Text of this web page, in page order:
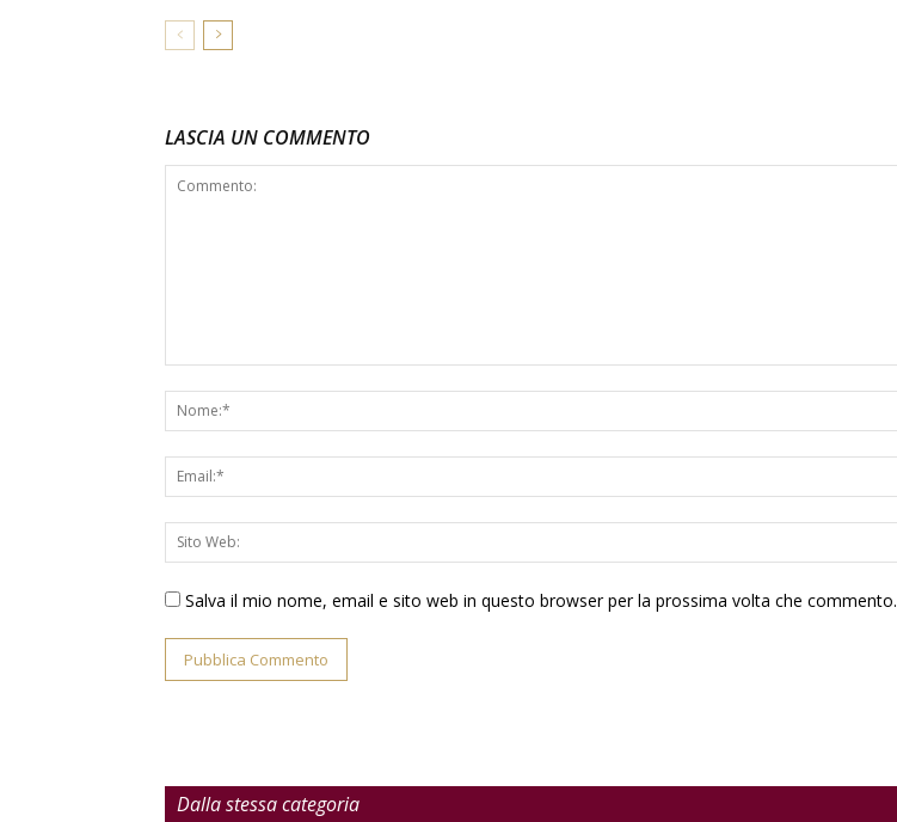
LASCIA UN COMMENTO
Salva il mio nome, email e sito web in questo browser per la prossima volta che commento.
Dalla stessa categoria